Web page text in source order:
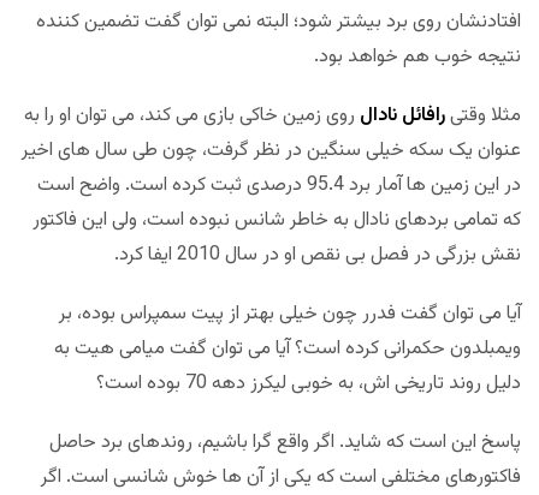
افتادنشان روی برد بیشتر شود؛ البته نمی توان گفت تضمین کننده
نتیجه خوب هم خواهد بود.
مثلا وقتیرافائل نادال روی زمین خاکی بازی می کند، می توان او را به
عنوان یک سکه خیلی سنگین در نظر گرفت، چون طی سال های اخیر
در این زمین ها آمار برد 95.4 درصدی ثبت کرده است. واضح است
که تمامی بردهای نادال به خاطر شانس نبوده است، ولی این فاکتور
نقش بزرگی در فصل بی نقص او در سال 2010 ایفا کرد.
آیا می توان گفت فدرر چون خیلی بهتر از پیت سمپراس بوده، بر
ویمبلدون حکمرانی کرده است؟ آیا می توان گفت میامی هیت به
دلیل روند تاریخی اش، به خوبی لیکرز دهه 70 بوده است؟
پاسخ این است که شاید. اگر واقع گرا باشیم، روندهای برد حاصل
فاکتورهای مختلفی است که یکی از آن ها خوش شانسی است. اگر